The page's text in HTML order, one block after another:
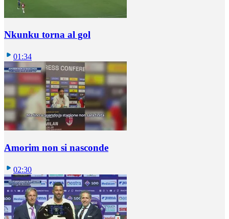
Nkunku torna al gol
01:34
Amorim non si nasconde
02:30